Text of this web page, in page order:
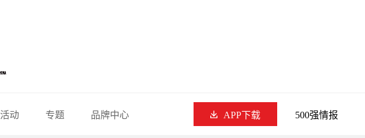
活动 专题 品牌中心 APP下载 500强情报